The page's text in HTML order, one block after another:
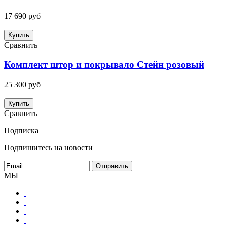
17 690 руб
Купить
Сравнить
Комплект штор и покрывало Стейн розовый
25 300 руб
Купить
Сравнить
Подписка
Подпишитесь на новости
МЫ